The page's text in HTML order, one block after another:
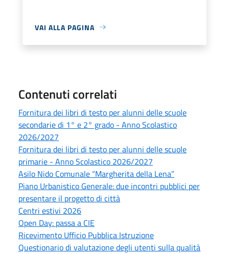
VAI ALLA PAGINA
Contenuti correlati
Fornitura dei libri di testo per alunni delle scuole
secondarie di 1° e 2° grado - Anno Scolastico
2026/2027
Fornitura dei libri di testo per alunni delle scuole
primarie - Anno Scolastico 2026/2027
Asilo Nido Comunale “Margherita della Lena”
Piano Urbanistico Generale: due incontri pubblici per
presentare il progetto di città
Centri estivi 2026
Open Day: passa a CIE
Ricevimento Ufficio Pubblica Istruzione
Questionario di valutazione degli utenti sulla qualità